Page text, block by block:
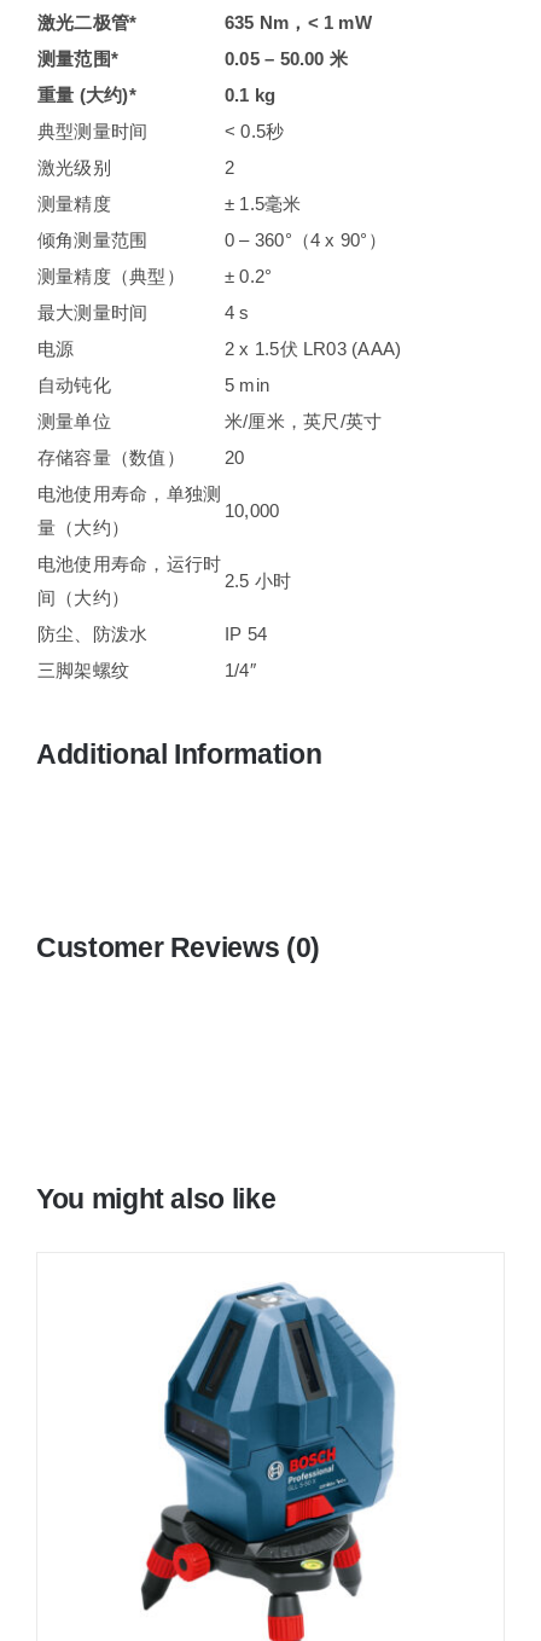
激光二极管*
635 Nm，< 1 mW
测量范围*
0.05 – 50.00 米
重量 (大约)*
0.1 kg
典型测量时间
< 0.5秒
激光级别
2
测量精度
± 1.5毫米
倾角测量范围
0 – 360°（4 x 90°）
测量精度（典型）
± 0.2°
最大测量时间
4 s
电源
2 x 1.5伏 LR03 (AAA)
自动钝化
5 min
测量单位
米/厘米，英尺/英寸
存储容量（数值）
20
电池使用寿命，单独测
量（大约）
10,000
电池使用寿命，运行时
间（大约）
2.5 小时
防尘、防泼水
IP 54
三脚架螺纹
1/4″
Additional Information
Customer Reviews (0)
You might also like